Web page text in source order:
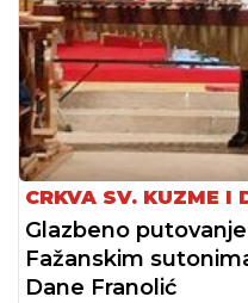
CRKVA SV. KUZME I
Glazbeno
Fažanskim
Dane Franolić